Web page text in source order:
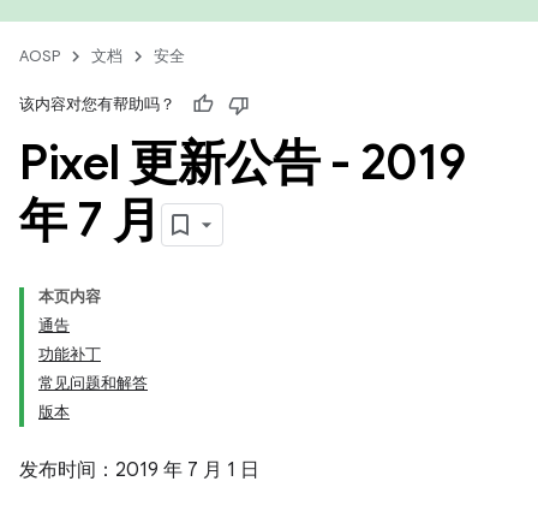
AOSP 文档 安全
该内容对您有帮助吗？
Pixel 更新公告 - 2019
年 7 月
本页内容
通告
功能补丁
常见问题和解答
版本
发布时间：2019 年 7 月 1 日